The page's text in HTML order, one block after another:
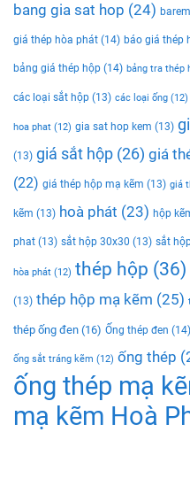
bang gia sat hop (24)
giá thép hòa phát (14) báo giá thép
bảng giá thép hộp (14) bảng tra thép
các loại sắt hộp (13) các loại ống (12)
hoa phat (12) gia sat hop kem (13)
(13) giá sắt hộp (26) giá
(22) giá thép hộp mạ kẽm (13) giá
kẽm (13) hoà phát (23) hộp
phat (13) sắt hộp 30x30 (13) sắt
hòa phát (12) thép hộp (36)
(13) thép hộp mạ kẽm (25)
thép ống đen (16) Ống thép đen (14)
ống sắt tráng kẽm (12) ống thép
ống thép mạ
mạ kẽm Hoà